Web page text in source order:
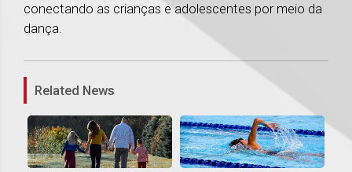
conectando as crianças e adolescentes por meio da
dança.
Related News